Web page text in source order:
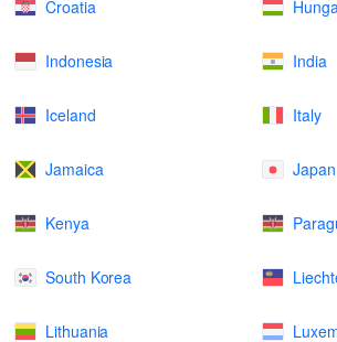
Croatia
Indonesia India
Iceland Italy
Jamaica Japan
Kenya
South Korea
Lithuania